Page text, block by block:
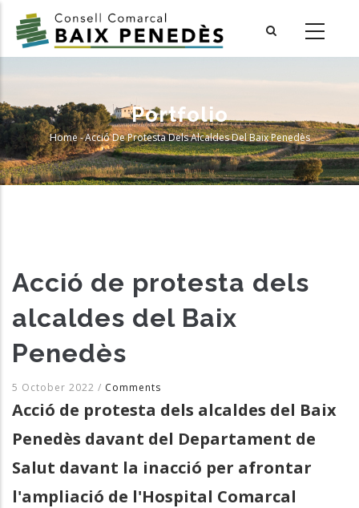
main
Portfolio
Breadcrumb
Home-Acció De Protesta Dels Alcaldes Del Baix Penedès
Acció de protesta dels
alcaldes del Baix
Penedès
5 October 2022 / Comments
Acció de protesta dels alcaldes del Baix
Penedès davant del Departament de
Salut davant la inacció per afrontar
l'ampliació de l'Hospital Comarcal